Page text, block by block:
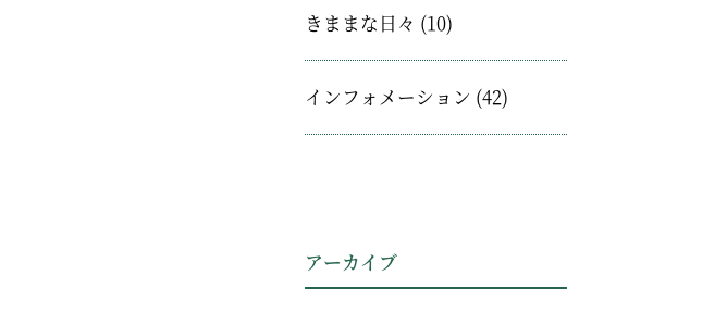
きままな日々 (10)
インフォメーション (42)
アーカイブ